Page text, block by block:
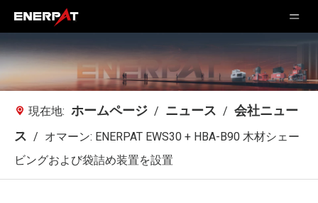
現在地: ホームページ / ニュース / 会社ニュー
ス / オマーン: ENERPAT EWS30 + HBA-B90 木材シェー
ビングおよび袋詰め装置を設置